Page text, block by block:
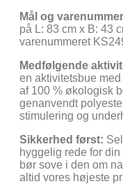
Mål og
på L: 83 cm x B: 43
varenummeret
Medfølgende
en aktivitetsbue
af 100 % økologisk
genanvendt
stimulering og
Sikkerhed først:
hyggelig rede for
bør sove i den om
altid vores højeste